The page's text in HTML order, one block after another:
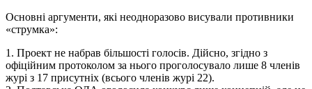
Основні аргументи, які неодноразово висували противники
«струмка»:
1. Проект не набрав більшості голосів. Дійсно, згідно з
офіційним протоколом за нього проголосувало лише 8 членів
журі з 17 присутніх (всього членів журі 22).